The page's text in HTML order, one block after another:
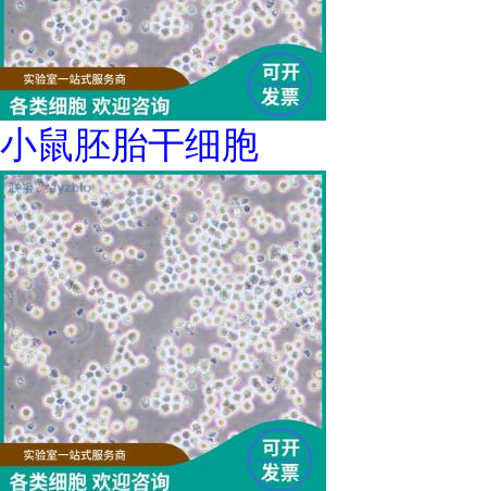
小鼠胚胎干细胞